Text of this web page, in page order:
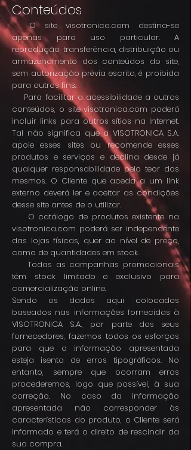
Conteúdos
O site visotronica.com destina-se
apenas para uso particular. A
reprodução, transferência, distribuição ou
armazenamento dos conteúdos do site,
sem autorização prévia escrita, é proibida
para outros fins.
Para facilitar a acessibilidade a outros
conteúdos, o site visotronica.com poderá
incluir links para outros sítios na Internet.
Tal não significa que a VISOTRONICA S.A.
apoie esses sites ou recomende esses
produtos e serviços e declina desde já
qualquer responsabilidade pelo teor dos
mesmos. O Cliente que aceda a um link
externo deverá ler e aceitar as condições
desse site antes de o utilizar.
O catálogo de produtos existente na
visotronica.com poderá ser independente
das lojas físicas, quer ao nível de preço,
como de quantidades em stock.
Todas as campanhas promocionais
têm stock limitado e exclusivo para
comercialização online.
Sendo os dados aqui colocados
baseados nas informações fornecidas à
VISOTRONICA S.A., por parte dos seus
fornecedores, fazemos todos os esforços
para que a informação apresentada
esteja isenta de erros tipográficos. No
entanto, sempre que ocorram erros
procederemos, logo que possível, à sua
correção. No caso da informação
apresentada não corresponder às
características do produto, o Cliente será
informado e terá o direito de rescindir da
sua compra.